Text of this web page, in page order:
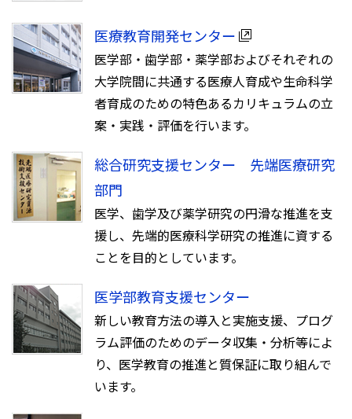
医療教育開発センター
医学部・歯学部・薬学部およびそれぞれの
大学院間に共通する医療人育成や生命科学
者育成のための特色あるカリキュラムの立
案・実践・評価を行います。
総合研究支援センター 先端医療研究
部門
医学、歯学及び薬学研究の円滑な推進を支
援し、先端的医療科学研究の推進に資する
ことを目的としています。
医学部教育⽀援センター
新しい教育方法の導⼊と実施⽀援、プログ
ラム評価のためのデータ収集・分析等によ
り、医学教育の推進と質保証に取り組んで
います。